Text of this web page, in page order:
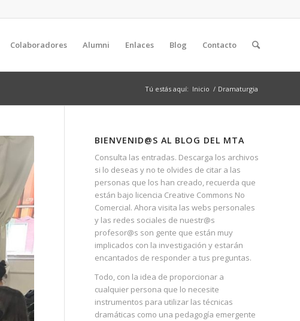
Colaboradores Alumni Enlaces Blog Contacto
Tú estás aquí: Inicio / Dramaturgia
BIENVENID@S AL BLOG DEL MTA
Consulta las entradas. Descarga los archivos
si lo deseas y no te olvides de citar a las
personas que los han creado, recuerda que
están bajo licencia Creative Commons No
Comercial. Ahora visita las webs personales
y las redes sociales de nuestr@s
profesor@s son gente que están muy
implicados con la investigación y estarán
encantados de responder a tus preguntas.
Todo, con la idea de proporcionar a
cualquier persona que lo necesite
instrumentos para utilizar las técnicas
dramáticas como una pedagogía emergente